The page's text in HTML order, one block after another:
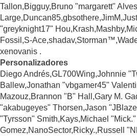
Tallon,Bigguy,Bruno "margarett"
"greyknight17"
Fossil,S-
xenovanis .
Personalizadores
Diego Andrés,GL700Wing,Johnnie
Ballew,Jonathan "vbgamer45"
Mazouz,Brannon "B" Hall,Gary M.
"akabugeyes" Thorsen,Jason
"Tyrsson" Smith,Kays,Michael "Mick."
Gomez,NanoSector,Ricky.,Russell